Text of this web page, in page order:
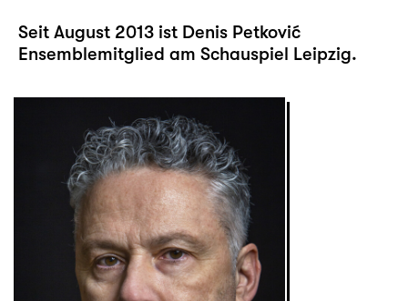
Seit August 2013 ist Denis Petković
Ensemblemitglied am Schauspiel Leipzig.